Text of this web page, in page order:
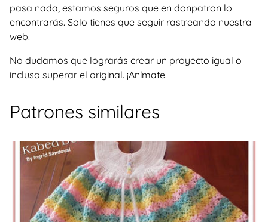
pasa nada, estamos seguros que en donpatron lo
encontrarás. Solo tienes que seguir rastreando nuestra
web.
No dudamos que lograrás crear un proyecto igual o
incluso superar el original. ¡Anímate!
Patrones similares